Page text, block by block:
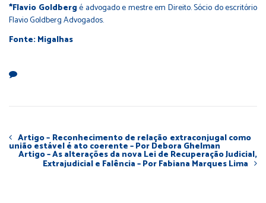
*Flavio Goldbergé advogado e mestre em Direito. Sócio do escritório
Flavio Goldberg Advogados.
Fonte: Migalhas
Artigo – Reconhecimento de relação extraconjugal como
união estável é ato coerente – Por Debora Ghelman
Artigo – As alterações da nova Lei de Recuperação Judicial,
Extrajudicial e Falência – Por Fabiana Marques Lima